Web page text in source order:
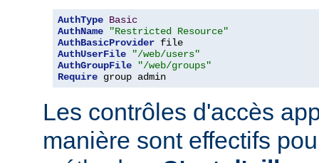
AuthType Basic
AuthName
"Restricted Resource"
AuthBasicProvider
AuthUserFile
"/web/users"
AuthGroupFile
"/web/groups"
Require group admin
Les contrôles d'accès
manière sont effectifs